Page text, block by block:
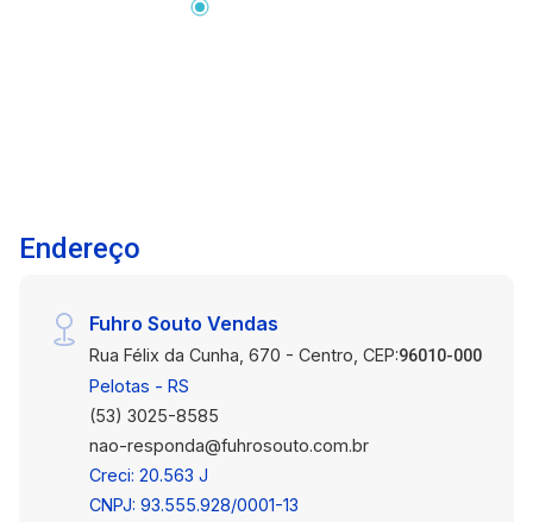
bem distribuído e totalmente mobiliado para
amigos e familiares. Banheiro Completo com
box de vidro e armários. Vaga de garagem para
Condomínio Estrada do Engenho, este
apartamento está estrategicamente posicionado
próximo à movimentada Av. Ferreira Viana,
oferecendo fácil acesso a diversas opções de
transporte, compras e entretenimento. Com o
Shopping Pelotas, o supermercado Carrefour e
uma variedade de comércios e serviços a
Endereço
Fuhro Souto Vendas
Rua Félix da Cunha, 670 - Centro, CEP:96010-000
Pelotas - RS
(53) 3025-8585
nao-responda@fuhrosouto.com.br
Creci: 20.563 J
CNPJ: 93.555.928/0001-13